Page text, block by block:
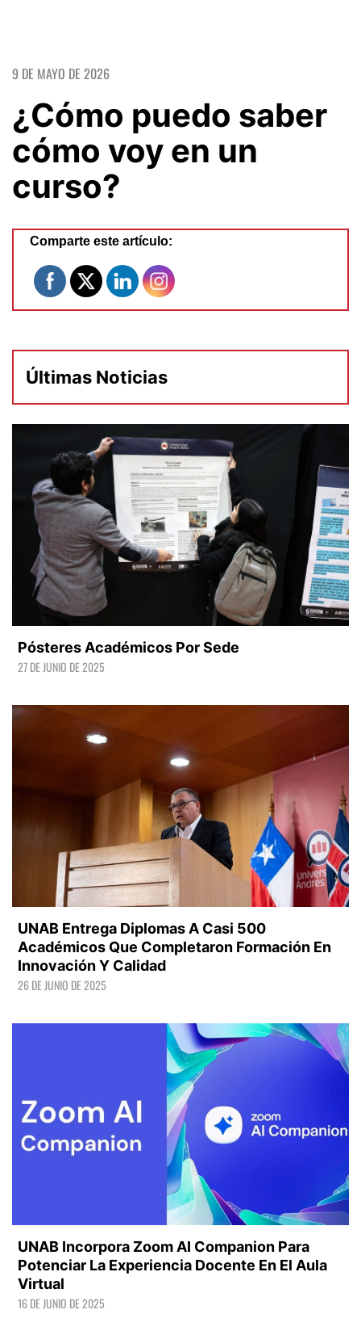
9 DE MAYO DE 2026
¿Cómo puedo saber
cómo voy en un
curso?
Comparte este artículo:
Últimas Noticias
Pósteres Académicos Por Sede
27 DE JUNIO DE 2025
UNAB Entrega Diplomas A Casi 500
Académicos Que Completaron Formación En
Innovación Y Calidad
26 DE JUNIO DE 2025
UNAB Incorpora Zoom AI Companion Para
Potenciar La Experiencia Docente En El Aula
Virtual
16 DE JUNIO DE 2025